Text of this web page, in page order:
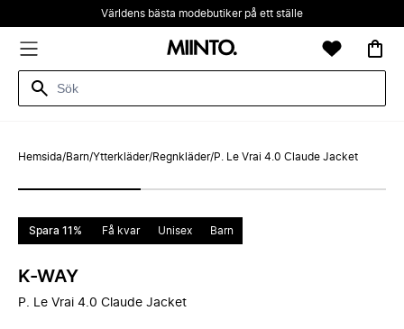
Världens bästa modebutiker på ett ställe
Hemsida/Barn/Ytterkläder/Regnkläder/P. Le Vrai 4.0 Claude Jacket
Spara 11% Få kvar Unisex Barn
K-WAY
P. Le Vrai 4.0 Claude Jacket